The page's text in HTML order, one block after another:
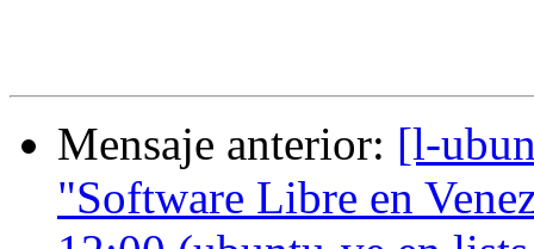
Mensaje anterior: [l-
"Software Libre en